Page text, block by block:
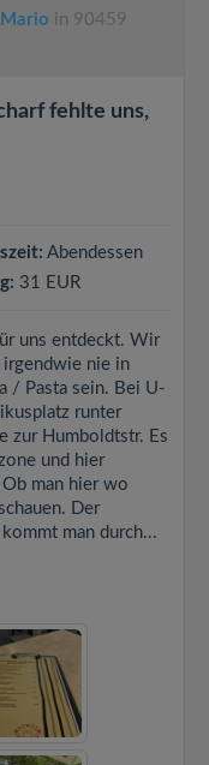
in 90459
fehlte uns,
Abendessen
31 EUR
uns entdeckt. Wir
irgendwie nie in
/ Pasta sein. Bei U-
runter
zur Humboldtstr. Es
und hier
man hier wo
Der
man durch...